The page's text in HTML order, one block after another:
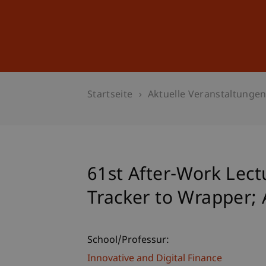
Startseite Aktuelle Veranstaltungen
61st After-Work
Tracker to Wrapper;
School/Professur:
Innovative and Digital Finance